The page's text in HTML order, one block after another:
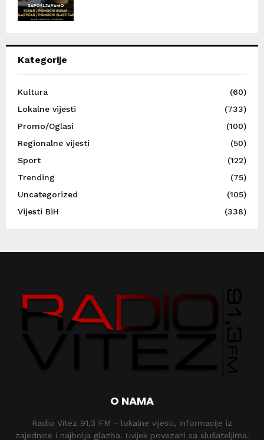
Kategorije
Kultura
(60)
Lokalne vijesti
(733)
Promo/Oglasi
(100)
Regionalne vijesti
(50)
Sport
(122)
Trending
(75)
Uncategorized
(105)
Vijesti BiH
(338)
O NAMA
Radio Vitez 91,3 FM - lokalne vijesti, informacije iz
zajednice i najbolja glazba. Uvijek povezani sa slušateljima.